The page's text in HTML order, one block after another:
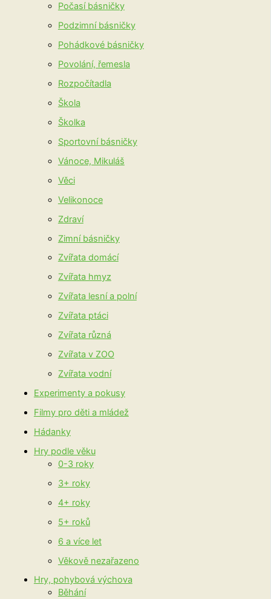
Počasí básničky
Podzimní básničky
Pohádkové básničky
Povolání, řemesla
Rozpočítadla
Škola
Školka
Sportovní básničky
Vánoce, Mikuláš
Věci
Velikonoce
Zdraví
Zimní básničky
Zvířata domácí
Zvířata hmyz
Zvířata lesní a polní
Zvířata ptáci
Zvířata různá
Zvířata v ZOO
Zvířata vodní
Experimenty a pokusy
Filmy pro děti a mládež
Hádanky
Hry podle věku
0-3 roky
3+ roky
4+ roky
5+ roků
6 a více let
Věkově nezařazeno
Hry, pohybová výchova
Běhání